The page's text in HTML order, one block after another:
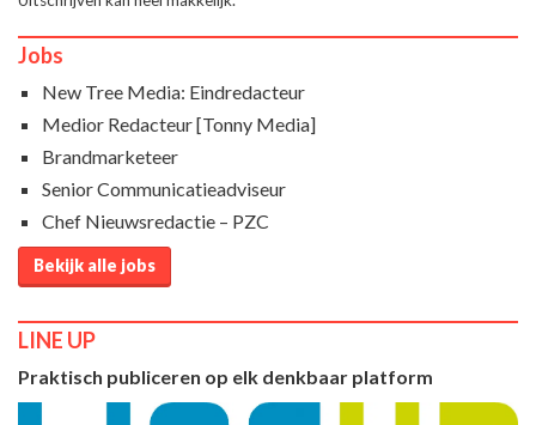
Jobs
New Tree Media: Eindredacteur
Medior Redacteur [Tonny Media]
Brandmarketeer
Senior Communicatieadviseur
Chef Nieuwsredactie – PZC
Bekijk alle jobs
LINE UP
Praktisch publiceren op elk denkbaar platform